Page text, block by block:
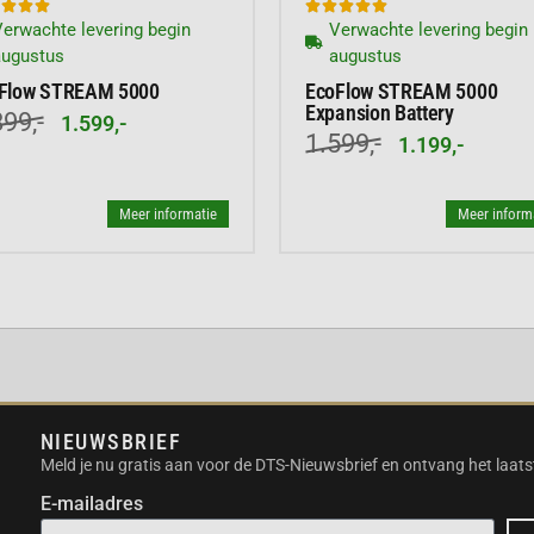
alleen langer mee,
gewicht, is bestand
dat het opladen van
Ion on andere typen

levering begin
STREAM 5000
1.599,-
Meer informatie

Verwachte levering begin
augustus
EcoFlow STREAM 5000
Expansion Battery
1.599,- 1.199,-
Meer
NIEUWSBRIEF
Meld je nu gratis aan voor de DTS-Nieuwsbrief en ontvang het
E-mailadres